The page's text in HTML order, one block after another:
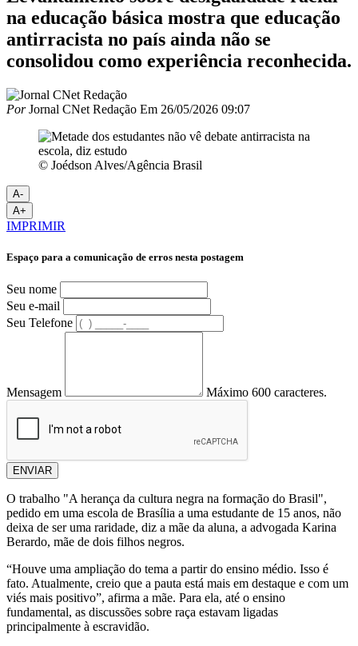
na educação básica mostra que educação
antirracista no país ainda não se
consolidou como experiência reconhecida.
PorJornal CNet Redação Em 26/05/2026 09:07
© Joédson Alves/Agência Brasil
A-
A+
IMPRIMIR
Espaço para a comunicação de erros nesta postagem
Seu nome
Seu e-mail
Seu Telefone
Mensagem Máximo 600 caracteres.
ENVIAR
O trabalho "A herança da cultura negra na formação do Brasil",
pedido em uma escola de Brasília a uma estudante de 15 anos, não
deixa de ser uma raridade, diz a mãe da aluna, a advogada Karina
Berardo, mãe de dois filhos negros.
“Houve uma ampliação do tema a partir do ensino médio. Isso é
fato. Atualmente, creio que a pauta está mais em destaque e com um
viés mais positivo”, afirma a mãe. Para ela, até o ensino
fundamental, as discussões sobre raça estavam ligadas
principalmente à escravidão.